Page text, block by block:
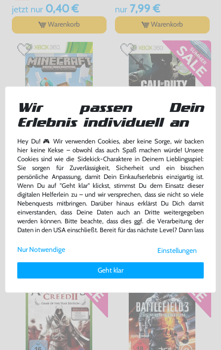
jetzt nur0,40 €
Warenkorb
nur7,99 €
Warenkorb
Minecraft
DE Version, mit OVP, gebraucht
nur22,99 €
Warenkorb
Call of Duty: Black Ops
-11% bisher 8,99 €
jetzt nur7,99 €
Warenkorb
DAS HABEN ANDERE DAZU
Wir passen Dein
Erlebnis individuell an
Hey Du! 🎮 Wir verwenden Cookies, aber keine Sorge, wir backen
hier keine Kekse – obwohl das auch Spaß machen würde! Unsere
Cookies sind wie die Sidekick-Charaktere in Deinem Lieblingsspiel:
Sie sorgen für Zuverlässigkeit, Sicherheit und ein bisschen
persönliche Anpassung, damit Dein Einkaufserlebnis einzigartig ist.
Wenn Du auf "Geht klar" klickst, stimmst Du dem Einsatz dieser
digitalen Helferlein zu – und wir versprechen, dass sie nicht so viele
Nebenquests mitbringen. Darüber hinaus erklärst Du Dich damit
einverstanden, dass Deine Daten auch an Dritte weitergegeben
werden können. Bitte beachte, dass dies ggf. die Verarbeitung der
Daten in den USA einschließt. Bereit für das nächste Level? Dann lass
Weitere Informationen zu den von uns verwendeten Cookies und
Deinen Rechten als Nutzer findest Du in unsererDaten­schutz­
Impressum.
Einstellungen
Geht klar
Nur Notwendige